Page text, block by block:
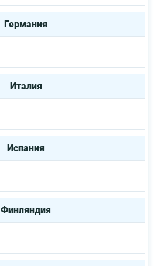
Германия
Италия
Испания
Финляндия